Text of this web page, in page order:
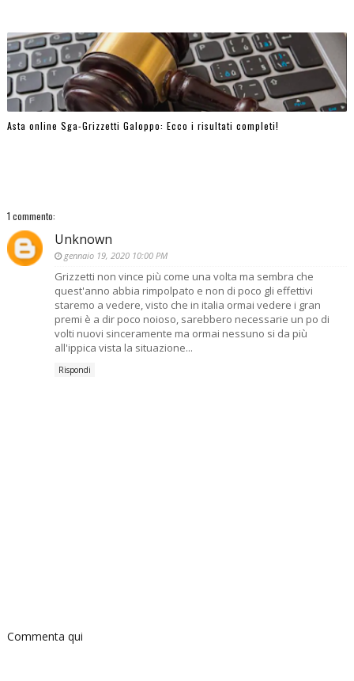
Asta online Sga-Grizzetti Galoppo: Ecco i risultati completi!
1 commento:
Unknown
gennaio 19, 2020 10:00 PM
Grizzetti non vince più come una volta ma sembra che
quest'anno abbia rimpolpato e non di poco gli effettivi
staremo a vedere, visto che in italia ormai vedere i gran
premi è a dir poco noioso, sarebbero necessarie un po di
volti nuovi sinceramente ma ormai nessuno si da più
all'ippica vista la situazione...
Rispondi
Commenta qui